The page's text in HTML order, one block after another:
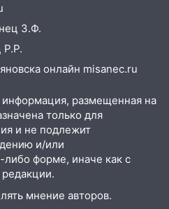
З.Ф.
Р.Р.
онлайн misanec.ru
размещенная на
только для
и не подлежит
и/или
либо форме, иначе как с
мнение авторов.